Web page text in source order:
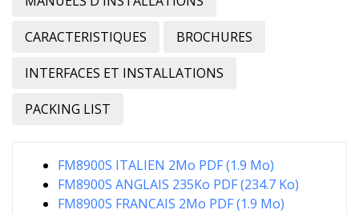
CARACTERISTIQUES BROCHURES
INTERFACES ET INSTALLATIONS
PACKING LIST
FM8900S ITALIEN 2Mo PDF (1.9 Mo)
FM8900S ANGLAIS 235Ko PDF (234.7 Ko)
FM8900S FRANCAIS 2Mo PDF (1.9 Mo)